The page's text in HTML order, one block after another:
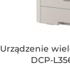
Urządzenie
DCP-